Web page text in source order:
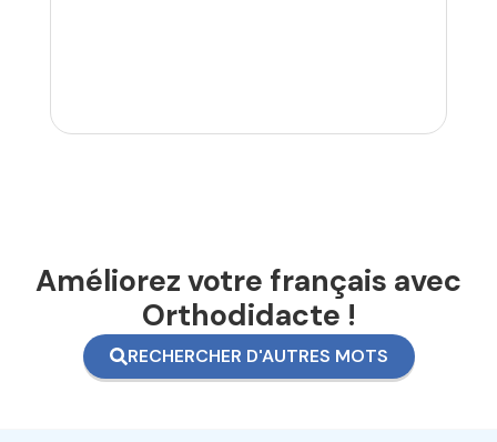
Améliorez votre français avec
Orthodidacte !
RECHERCHER D'AUTRES MOTS